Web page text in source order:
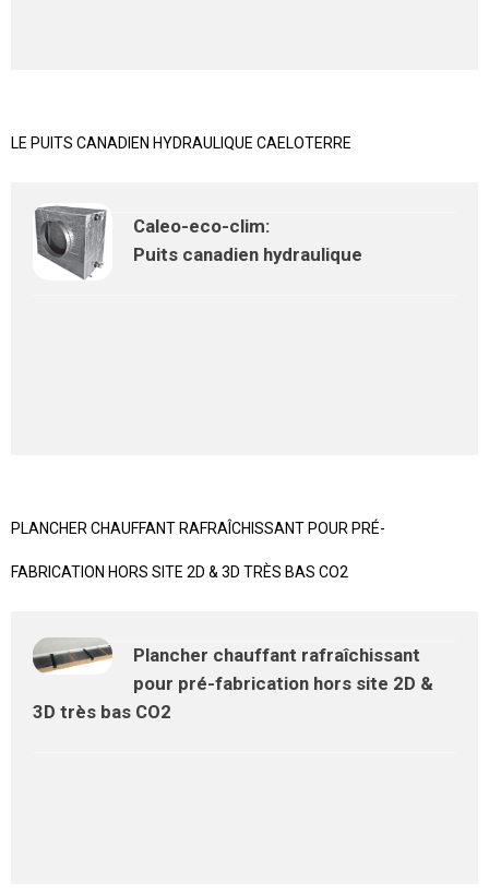
LE PUITS CANADIEN HYDRAULIQUE CAELOTERRE
Caleo-eco-clim:
Puits canadien hydraulique
PLANCHER CHAUFFANT RAFRAÎCHISSANT POUR PRÉ-
FABRICATION HORS SITE 2D & 3D TRÈS BAS CO2
Plancher chauffant rafraîchissant
pour pré-fabrication hors site 2D &
3D très bas CO2